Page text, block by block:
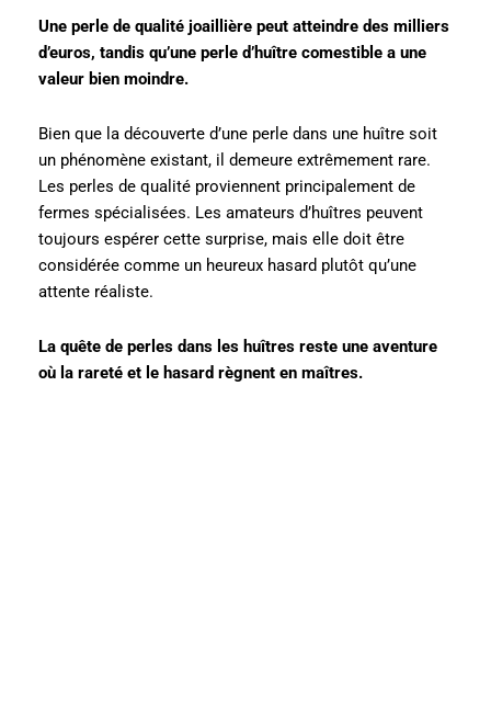
Une perle de qualité joaillière peut atteindre des milliers
d’euros, tandis qu’une perle d’huître comestible a une
valeur bien moindre.
Bien que la découverte d’une perle dans une huître soit
un phénomène existant, il demeure extrêmement rare.
Les perles de qualité proviennent principalement de
fermes spécialisées. Les amateurs d’huîtres peuvent
toujours espérer cette surprise, mais elle doit être
considérée comme un heureux hasard plutôt qu’une
attente réaliste.
La quête de perles dans les huîtres reste une aventure
où la rareté et le hasard règnent en maîtres.